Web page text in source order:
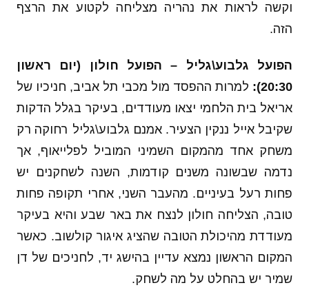
וקשה לראות את נהריה מצליחה לקטוע את הרצף
הזה.
הפועל גלבוע\גליל – הפועל חולון (יום ראשון
20:30):
למרות ההפסד מול מכבי תל אביב, חניכיו של
אריאל בית הלחמי יצאו מעודדים, בעיקר בגלל הדקות
שקיבל אייל ננקין הצעיר. אמנם גלבוע\גליל רחוקה רק
משחק אחד מהמקום השמיני המוביל לפלייאוף, אך
נדמה שבשונה משנים קודמות, השנה לשחקנים יש
פחות רעל בעיניים. מהעבר השני, אחרי תקופה פחות
טובה, הצליחה חולון לנצח את באר שבע והיא בעיקר
מעודדת מהיכולת הטובה שהציג איגור קולשוב. כאשר
המקום הראשון נמצא עדיין בהישג יד, לחניכים של דן
שמיר יש בהחלט על מה לשחק.